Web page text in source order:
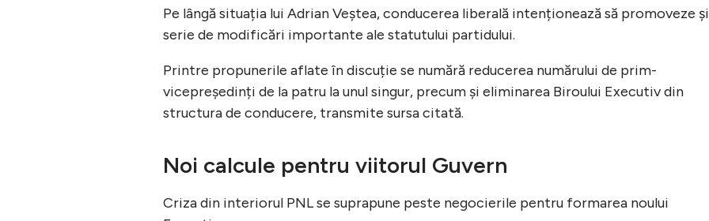
Pe lângă situația lui Adrian Veștea, conducerea liberală intenționează să promoveze
serie de modificări importante ale statutului partidului.
Printre propunerile aflate în discuție se numără reducerea numărului de prim-
vicepreședinți de la patru la unul singur, precum și eliminarea Biroului Executiv din
structura de conducere, transmite sursa citată.
Noi calcule pentru viitorul Guvern
Criza din interiorul PNL se suprapune peste negocierile pentru formarea noului